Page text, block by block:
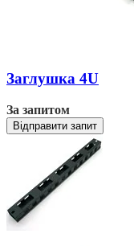
Заглушка 4U
За запитом
Відправити запит